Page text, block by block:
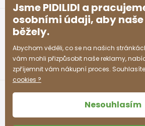
Jsme PIDILIDI a
osobními údaji, aby
běžely.
Abychom věděli, co se na našich
vám mohli přizpůsobit naše reklamy,
zpříjemnit vám nákupní proces.
cookies ?
Nesouhlasím